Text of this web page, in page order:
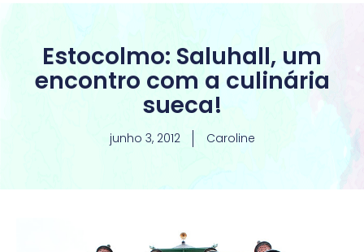
Estocolmo: Saluhall, um
encontro com a culinária
sueca!
junho 3, 2012 Caroline